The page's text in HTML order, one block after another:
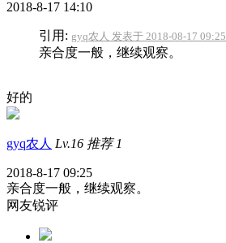
2018-8-17 14:10
引用: gyq农人 发表于 2018-08-17 09:25
亲合度一般，继续观察。
好的
gyq农人 Lv.16 推荐 1
2018-8-17 09:25
亲合度一般，继续观察。
网友锐评